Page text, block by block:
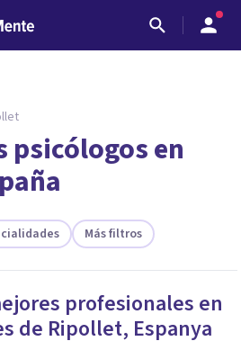
para encontrar el
psicólogos en
Más filtros
profesionales en
de Ripollet, Espanya